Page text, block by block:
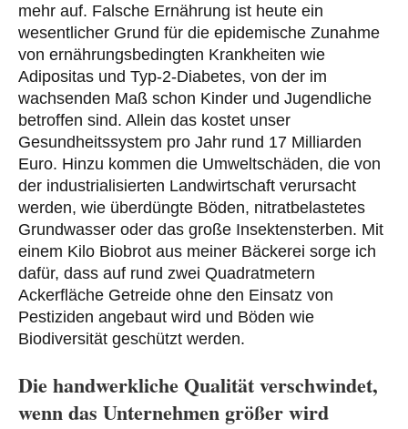
mehr auf. Falsche Ernährung ist heute ein
wesentlicher Grund für die epidemische Zunahme
von ernährungsbedingten Krankheiten wie
Adipositas und Typ-2-Diabetes, von der im
wachsenden Maß schon Kinder und Jugendliche
betroffen sind. Allein das kostet unser
Gesundheitssystem pro Jahr rund 17 Milliarden
Euro. Hinzu kommen die Umweltschäden, die von
der industrialisierten Landwirtschaft verursacht
werden, wie überdüngte Böden, nitratbelastetes
Grundwasser oder das große Insektensterben. Mit
einem Kilo Biobrot aus meiner Bäckerei sorge ich
dafür, dass auf rund zwei Quadratmetern
Ackerfläche Getreide ohne den Einsatz von
Pestiziden angebaut wird und Böden wie
Biodiversität geschützt werden.
Die handwerkliche Qualität verschwindet,
wenn das Unternehmen größer wird